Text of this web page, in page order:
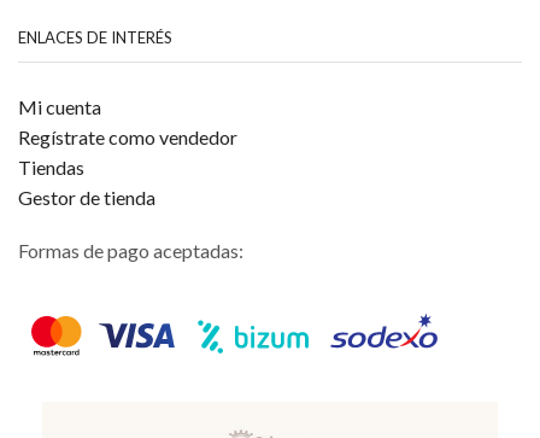
ENLACES DE INTERÉS
Mi cuenta
Regístrate como vendedor
Tiendas
Gestor de tienda
Formas de pago aceptadas: